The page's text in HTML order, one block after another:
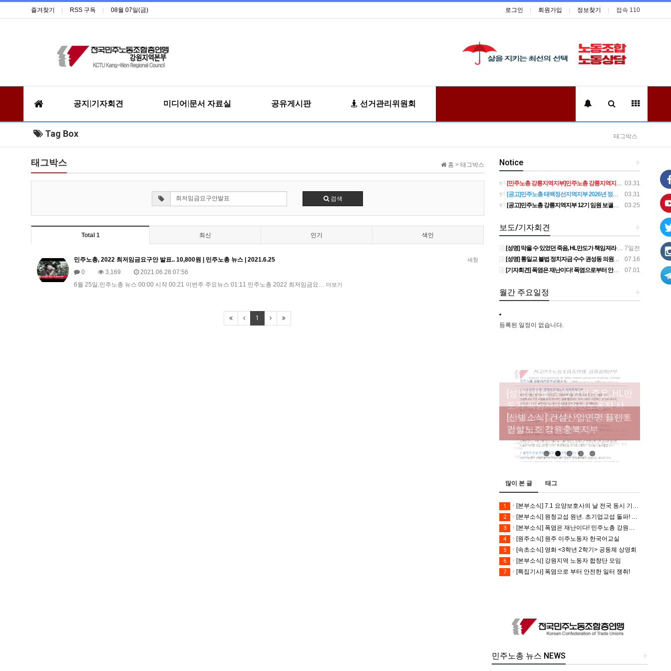
즐겨찾기 RSS 구독 08월 07일(금) 로그인 회원가입 정보찾기 접속 110
공지|기자회견 미디어|문서 자료실 공유게시판 선거관리위원회
Tag Box 태그박스
홈 > 태그박스
태그박스
검색
Total 1 최신 인기 색인
새창
민주노총, 2022 최저임금요구안 발표.. 10,800원 | 민주노총 뉴스 | 2021.6.25
0
3,169
2021.06.28 07:56
6월 25일,민주노총 뉴스 00:00 시작 00:21 이번주 주요뉴스 01:11 민주노총 2022 최저임금요… 더보기
1
+
Notice
03.31
[민주노총 강릉지역지부]민주노총 강릉지역지부 제12기 임원 보궐선거결과 공고
03.31
[공고]민주노총 태백정선지역지부 2026년 정기 대의원대회 재소집 건
03.25
[공고]민주노총 강릉지역지부 12기 임원 보궐선거 후보자 확정 공고
+
보도/기자회견
7일전
[성명] 막을 수 있었던 죽음, HL만도가 책임져라 : 청년노동자 사망사고의 철저한 진상규명과 재발방지 대책 마련하라
07.16
[성명] 통일교 불법 정치자금 수수 권성동 의원직 상실, 사필귀정이다
07.01
[기자회견] 폭염은 재난이다! 폭염으로부터 안전한 일터를 위한 민주노총 강원지역본부 폭염감시단 선포 기자회견
+
월간 주요일정
등록된 일정이 없습니다.
[성명] 막을 수 있었던 죽음, HL만
도가 책임져라 : 청년노동자 사
망사고의 철저한 진상규명과 재
발방지 대책 마련하라
[산별소식] 건설산업연맹 플랜트
건설노조 강원충북지부
[강릉,속초,원주,춘천] 폭염감시
단 사업 이모저모
[조합원☆인터뷰] 서비스연맹 전
국학교비정규직노동조합 강원
지부 김유미 춘천지회장
[본부소식] 강원지역 노동자 합
창단 모임
많이 본 글 태그
1 [본부소식] 7.1 요양보호사의 날 전국 동시 기자회견
2 [본부소식] 원청교섭 원년. 초기업교섭 돌파! 모든 노동자의 노동기본권 쟁취! 민주노총 7.15 총파업대회
3 [본부소식] 폭염은 재난이다! 민주노총 강원지역본부 폭염감시단 선포 기자회견
4 [원주소식] 원주 이주노동자 한국어교실
5 [속초소식] 영화 <3학년 2학기> 공동체 상영회
6 [본부소식] 강원지역 노동자 합창단 모임
7 [특집기사] 폭염으로 부터 안전한 일터 쟁취!
+
민주노총 뉴스 NEWS